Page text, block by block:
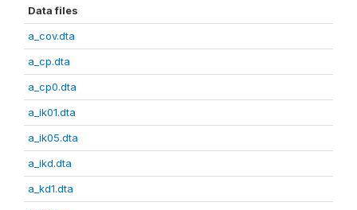
Data files
a_cov.dta
a_cp.dta
a_cp0.dta
a_ik01.dta
a_ik05.dta
a_ikd.dta
a_kd1.dta